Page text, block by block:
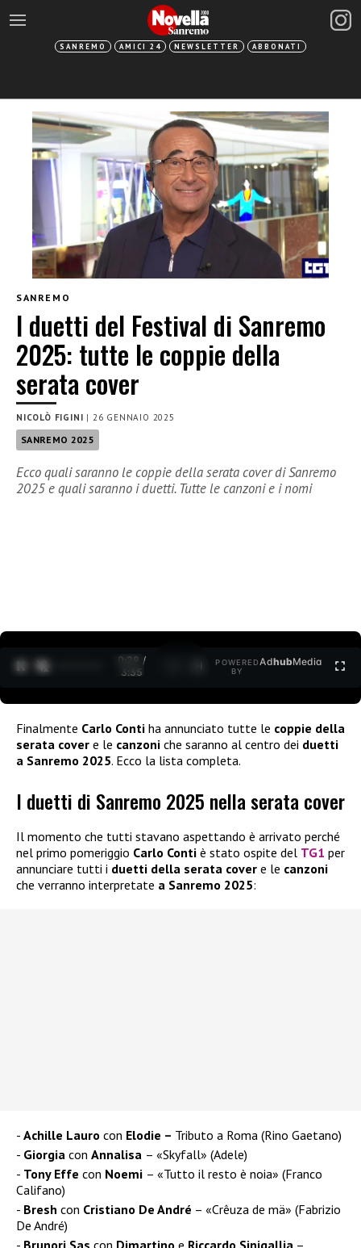
SANREMO AMICI 24 NEWSLETTER ABBONATI
SANREMO
I duetti del Festival di Sanremo
2025: tutte le coppie della
serata cover
NICOLÒ FIGINI | 26 GENNAIO 2025
SANREMO 2025
Ecco quali saranno le coppie della serata cover di Sanremo
2025 e quali saranno i duetti. Tutte le canzoni e i nomi
0:30 /
3:35
POWERED
BY
AdhubMedia
Finalmente Carlo Conti ha annunciato tutte le coppie della
serata cover e le canzoni che saranno al centro dei duetti
a Sanremo 2025. Ecco la lista completa.
I duetti di Sanremo 2025 nella serata cover
Il momento che tutti stavano aspettando è arrivato perché
nel primo pomeriggio Carlo Conti è stato ospite del TG1 per
annunciare tutti i duetti della serata cover e le canzoni
che verranno interpretate a Sanremo 2025:
Achille Lauro con Elodie – Tributo a Roma (Rino Gaetano)
Giorgia con Annalisa – «Skyfall» (Adele)
Tony Effe con Noemi – «Tutto il resto è noia» (Franco
Califano)
Bresh con Cristiano De André – «Crêuza de mä» (Fabrizio
De André)